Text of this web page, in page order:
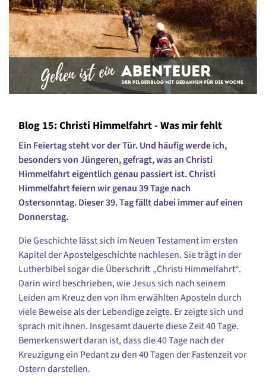
Blog 15: Christi Himmelfahrt - Was mir fehlt
Ein Feiertag steht vor der Tür. Und häufig werde ich,
besonders von Jüngeren, gefragt, was an Christi
Himmelfahrt eigentlich genau passiert ist. Christi
Himmelfahrt feiern wir genau 39 Tage nach
Ostersonntag. Dieser 39. Tag fällt dabei immer auf einen
Donnerstag.
Die Geschichte lässt sich im Neuen Testament im ersten
Kapitel der Apostelgeschichte nachlesen. Sie trägt in der
Lutherbibel sogar die Überschrift „Christi Himmelfahrt“.
Darin wird beschrieben, wie Jesus sich nach seinem
Leiden am Kreuzden von ihm erwählten Aposteln durch
viele Beweise als der Lebendige zeigte. Er zeigte sich und
sprach mit ihnen. Insgesamt dauerte diese Zeit 40 Tage.
Bemerkenswert daran ist, dass die 40 Tage nach der
Kreuzigung ein Pedant zu den 40 Tagen der Fastenzeit vor
Ostern darstellen.